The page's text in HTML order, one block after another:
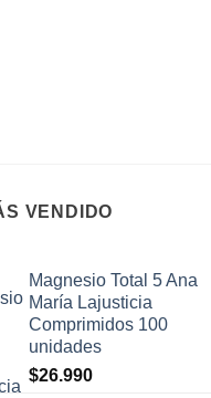
VENDIDO
Magnesio Total 5 Ana
María Lajusticia
Comprimidos 100
unidades
$26.990